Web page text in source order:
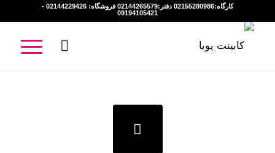
کارگاه:02155280986 دفتر:02144265579 فروشگاه: 02144229426 -
09194105421